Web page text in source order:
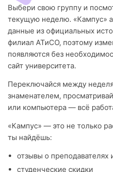
Выбери свою группу и
текущую неделю. «Кампус»
данные из официальных
филиал АТиСО, поэтому
появляются без
сайт университета.
Переключайся между
знаменателем,
или компьютера — всё
«Кампус» — это не только
ты найдёшь:
отзывы о преподавателях
студенческие скидки